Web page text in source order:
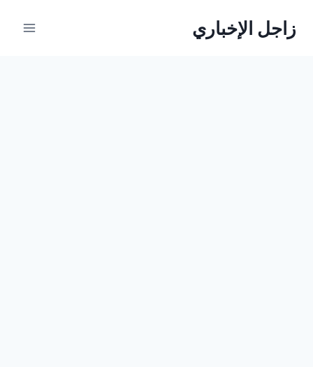
زاجل الإخباري